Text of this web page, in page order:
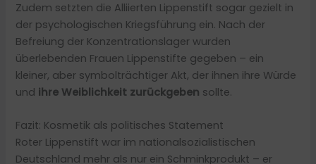
Zudem setzten die Alliierten Lippenstift sogar gezielt in
der psychologischen Kriegsführung ein. Nach der
Befreiung der Konzentrationslager wurden
überlebenden Frauen Lippenstifte gegeben – ein
kleiner, aber symbolträchtiger Akt, der ihnen ihre Würde
und ihre Weiblichkeit zurückgeben sollte.
Fazit: Kosmetik als politisches Statement
Roter Lippenstift war im nationalsozialistischen
Deutschland mehr als nur ein Schminkprodukt – er